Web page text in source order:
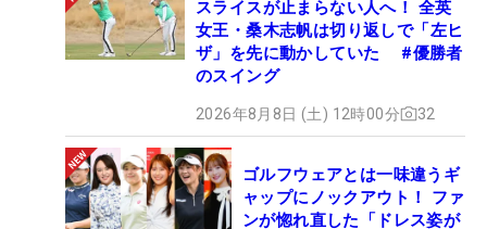
スライスが止まらない人へ！ 全英
女王・桑木志帆は切り返しで「左ヒ
ザ」を先に動かしていた #優勝者
のスイング
2026年8月8日 (土) 12時00分 32
ゴルフウェアとは一味違うギ
ャップにノックアウト！ ファ
ンが惚れ直した「ドレス姿が